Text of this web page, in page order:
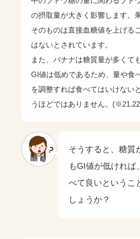
の摂取量が大きく影響します。
そのものは直接血糖値を上げる
はないとされています。
また、バナナは糖質量が多くても
GI値は低めであるため、量や食
を調整すれば食べてはいけない
うほどではありません。
そうすると、糖質
もGI値が低ければ
べて良いというこ
しょうか？